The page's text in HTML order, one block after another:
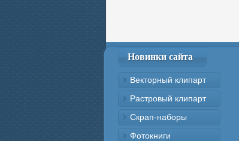
Новинки сайта
Векторный клипарт
Растровый клипарт
Скрап-наборы
Фотокниги